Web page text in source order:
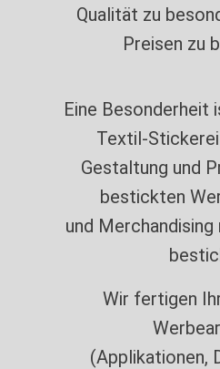
Qualität zu
Preisen zu
Eine Besonderheit
Textil-
Gestaltung und
bestickten
und
Wir fertigen
(Applikationen,